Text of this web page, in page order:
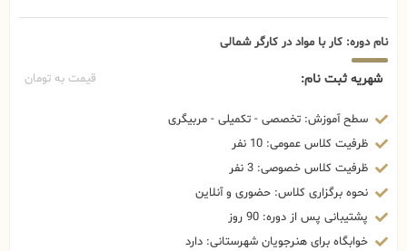
نام دوره: کار با مواد در کارگر شمالی
شهریه ثبت نام: قیمت به تومان
سطح آموزش: تخصصی - تکمیلی - مربیگری
ظرفیت کلاس عمومی: 10 نفر
ظرفیت کلاس خصوصی: 3 نفر
نحوه برگزاری کلاس: حضوری و آنلاین
پشتیبانی پس از دوره: 90 روز
خوابگاه برای هنرجویان شهرستانی: دارد